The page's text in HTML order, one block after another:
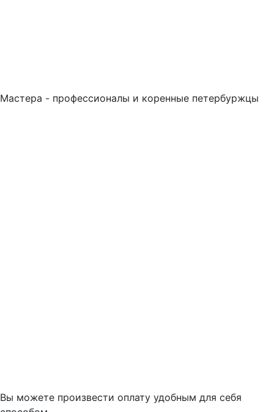
Мастера - профессионалы и коренные петербуржцы
Вы можете произвести оплату удобным для себя